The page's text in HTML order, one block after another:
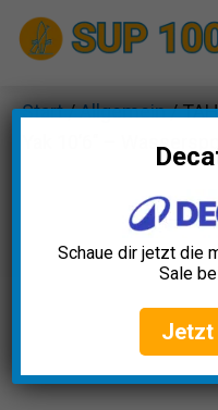
Zum
Inhalt
Start/Allgemein/
Yak 10’6″ –
Schaue dir jetzt die
Sale
Jetzt